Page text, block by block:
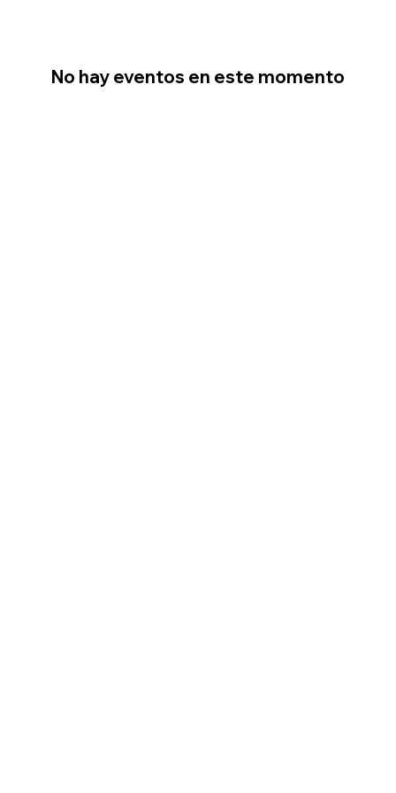
No hay eventos en este momento